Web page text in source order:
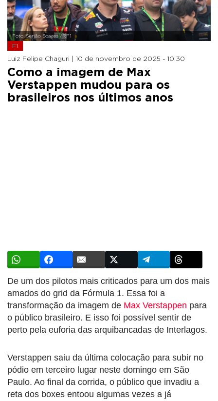
Foto: Serjão Soares /RF1
F1
Luiz Felipe Chaguri | 10 de novembro de 2025 - 10:30
Como a imagem de Max
Verstappen mudou para os
brasileiros nos últimos anos
De um dos pilotos mais criticados para um dos mais
amados do grid da Fórmula 1. Essa foi a
transformação da imagem de Max Verstappen para
o público brasileiro. E isso foi possível sentir de
perto pela euforia das arquibancadas de Interlagos.
Verstappen saiu da última colocação para subir no
pódio em terceiro lugar neste domingo em São
Paulo. Ao final da corrida, o público que invadiu a
reta dos boxes entoou algumas vezes a já